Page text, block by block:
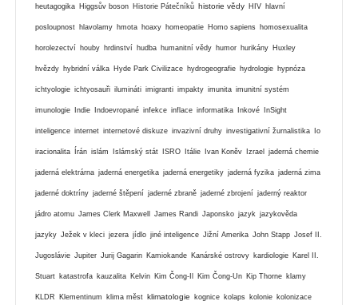
heutagogika Higgsův boson Historie Pátečníků historie vědy HIV hlavní
posloupnost hlavolamy hmota hoaxy homeopatie Homo sapiens homosexualita
horolezectví houby hrdinství hudba humanitní vědy humor hurikány Huxley
hvězdy hybridní válka Hyde Park Civilizace hydrogeografie hydrologie hypnóza
ichtyologie ichtyosauři ilumináti imigranti impakty imunita imunitní systém
imunologie Indie Indoevropané infekce inflace informatika Inkové InSight
inteligence internet internetové diskuze invazivní druhy investigativní žurnalistika Io
iracionalita Írán islám Islámský stát ISRO Itálie Ivan Koněv Izrael jaderná chemie
jaderná elektrárna jaderná energetika jaderná energetiky jaderná fyzika jaderná zima
jaderné doktríny jaderné štěpení jaderné zbraně jaderné zbrojení jaderný reaktor
jádro atomu James Clerk Maxwell James Randi Japonsko jazyk jazykověda
jazyky Ježek v kleci jezera jídlo jiné inteligence Jižní Amerika John Stapp Josef II.
Jugoslávie Jupiter Jurij Gagarin Kamiokande Kanárské ostrovy kardiologie Karel II.
Stuart katastrofa kauzalita Kelvin Kim Čong-Il Kim Čong-Un Kip Thorne klamy
KLDR Klementinum klima měst klimatologie kognice kolaps kolonie kolonizace